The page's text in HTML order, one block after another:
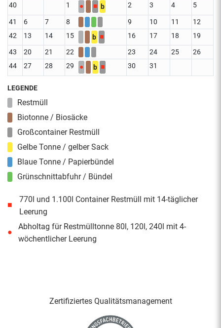
40 1 ● ■ b 2 3 4 5
41 6 7 8 9 10 11
12
42
13 14 15 b ■ 16 17 18 19
43 20 21 22 23 24 25
26
44
27 28 29 ● b ■ 30 31
LEGENDE
Restmüll
Biotonne / Biosäcke
Großcontainer Restmüll
Gelbe Tonne / gelber Sack
Blaue Tonne / Papierbündel
Grünschnittabfuhr / Bündel
■
770l und 1.100l Container Restmüll mit 14-täglicher
Leerung
●
Abholtag für Restmülltonne 80l, 120l, 240l mit 4-
wöchentlicher Leerung
Zertifiziertes Qualitäts­management